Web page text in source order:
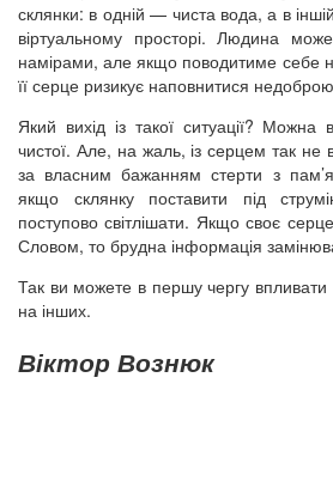
склянки: в одній — чиста вода, а в
віртуальному просторі. Людина
намірами, але якщо поводитиме себе
її серце ризикує наповнитися
Який вихід із такої ситуації?
чистої. Але, на жаль, із серцем так
за власним бажанням стерти з
якщо склянку поставити під
поступово світлішати. Якщо своє
Словом, то брудна інформація
Так ви можете в першу чергу
на інших.
Віктор Вознюк